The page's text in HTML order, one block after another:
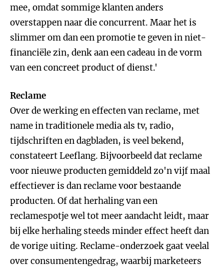
mee, omdat sommige klanten anders
overstappen naar die concurrent. Maar het is
slimmer om dan een promotie te geven in niet-
financiële zin, denk aan een cadeau in de vorm
van een concreet product of dienst.'
Reclame
Over de werking en effecten van reclame, met
name in traditionele media als tv, radio,
tijdschriften en dagbladen, is veel bekend,
constateert Leeflang. Bijvoorbeeld dat reclame
voor nieuwe producten gemiddeld zo'n vijf maal
effectiever is dan reclame voor bestaande
producten. Of dat herhaling van een
reclamespotje wel tot meer aandacht leidt, maar
bij elke herhaling steeds minder effect heeft dan
de vorige uiting. Reclame-onderzoek gaat veelal
over consumentengedrag, waarbij marketeers